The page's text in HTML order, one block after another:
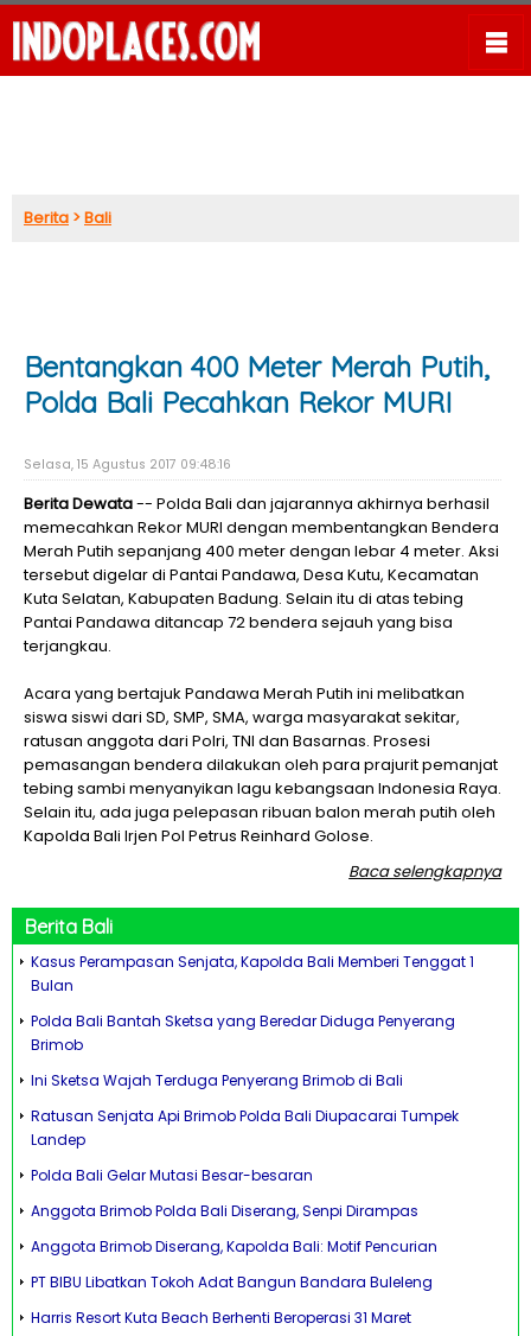
Berita >Bali
Bentangkan 400 Meter Merah Putih,
Polda Bali Pecahkan Rekor MURI
Selasa, 15 Agustus 2017 09:48:16
Berita Dewata-- Polda Bali dan jajarannya akhirnya berhasil
memecahkan Rekor MURI dengan membentangkan Bendera
Merah Putih sepanjang 400 meter dengan lebar 4 meter. Aksi
tersebut digelar di Pantai Pandawa, Desa Kutu, Kecamatan
Kuta Selatan, Kabupaten Badung. Selain itu di atas tebing
Pantai Pandawa ditancap 72 bendera sejauh yang bisa
terjangkau.
Acara yang bertajuk Pandawa Merah Putih ini melibatkan
siswa siswi dari SD, SMP, SMA, warga masyarakat sekitar,
ratusan anggota dari Polri, TNI dan Basarnas. Prosesi
pemasangan bendera dilakukan oleh para prajurit pemanjat
tebing sambi menyanyikan lagu kebangsaan Indonesia Raya.
Selain itu, ada juga pelepasan ribuan balon merah putih oleh
Kapolda Bali Irjen Pol Petrus Reinhard Golose.
Baca selengkapnya
Berita Bali
Kasus Perampasan Senjata, Kapolda Bali Memberi Tenggat 1
Bulan
Polda Bali Bantah Sketsa yang Beredar Diduga Penyerang
Brimob
Ini Sketsa Wajah Terduga Penyerang Brimob di Bali
Ratusan Senjata Api Brimob Polda Bali Diupacarai Tumpek
Landep
Polda Bali Gelar Mutasi Besar-besaran
Anggota Brimob Polda Bali Diserang, Senpi Dirampas
Anggota Brimob Diserang, Kapolda Bali: Motif Pencurian
PT BIBU Libatkan Tokoh Adat Bangun Bandara Buleleng
Harris Resort Kuta Beach Berhenti Beroperasi 31 Maret